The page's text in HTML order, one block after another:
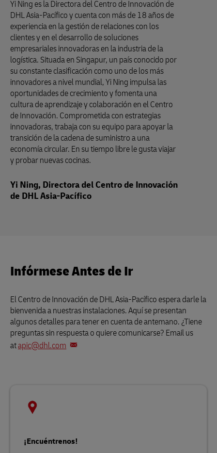
Yi Ning es la Directora del Centro de Innovación de
DHL Asia-Pacífico y cuenta con más de 18 años de
experiencia en la gestión de relaciones con los
clientes y en el desarrollo de soluciones
empresariales innovadoras en la industria de la
logística. Situada en Singapur, un país conocido por
su constante clasificación como uno de los más
innovadores a nivel mundial, Yi Ning impulsa las
oportunidades de crecimiento y fomenta una
cultura de aprendizaje y colaboración en el Centro
de Innovación. Comprometida con estrategias
innovadoras, trabaja con su equipo para apoyar la
transición de la cadena de suministro a una
economía circular. En su tiempo libre le gusta viajar
y probar nuevas cocinas.
Yi Ning, Directora del Centro de Innovación
de DHL Asia-Pacífico
Infórmese Antes de Ir
El Centro de Innovación de DHL Asia-Pacífico espera darle la
bienvenida a nuestras instalaciones. Aquí se presentan
algunos detalles para tener en cuenta de antemano. ¿Tiene
preguntas sin respuesta o quiere comunicarse? Email us
atapic@dhl.com
¡Encuéntrenos!